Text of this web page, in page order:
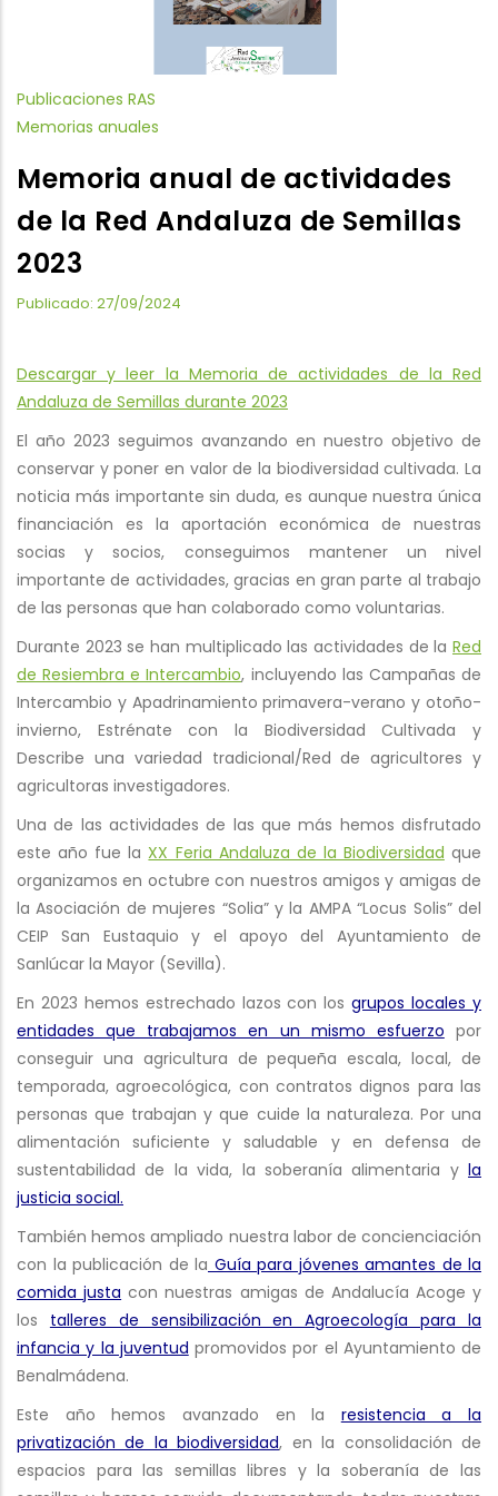
Publicaciones RAS
Memorias anuales
Memoria anual de actividades
de la Red Andaluza de Semillas
2023
Publicado: 27/09/2024
Descargar y leer la Memoria de actividades de la Red
Andaluza de Semillas durante 2023
El año 2023 seguimos avanzando en nuestro objetivo de
conservar y poner en valor de la biodiversidad cultivada. La
noticia más importante sin duda, es aunque nuestra única
financiación es la aportación económica de nuestras
socias y socios, conseguimos mantener un nivel
importante de actividades, gracias en gran parte al trabajo
de las personas que han colaborado como voluntarias.
Durante 2023 se han multiplicado las actividades de la Red
de Resiembra e Intercambio, incluyendo las Campañas de
Intercambio y Apadrinamiento primavera-verano y otoño-
invierno, Estrénate con la Biodiversidad Cultivada y
Describe una variedad tradicional/Red de agricultores y
agricultoras investigadores.
Una de las actividades de las que más hemos disfrutado
este año fue laXX Feria Andaluza de la Biodiversidad que
organizamos en octubre con nuestros amigos y amigas de
la Asociación de mujeres “Solia” y la AMPA “Locus Solis” del
CEIP San Eustaquio y el apoyo del Ayuntamiento de
Sanlúcar la Mayor (Sevilla).
En 2023 hemos estrechado lazos con losgrupos locales y
entidades que trabajamos en un mismo esfuerzo por
conseguir una agricultura de pequeña escala, local, de
temporada, agroecológica, con contratos dignos para las
personas que trabajan y que cuide la naturaleza. Por una
alimentación suficiente y saludable y en defensa de
sustentabilidad de la vida, la soberanía alimentaria y la
justicia social.
También hemos ampliado nuestra labor de concienciación
con la publicación de la Guía para jóvenes amantes de la
comida justa con nuestras amigas de Andalucía Acoge y
los talleres de sensibilización en Agroecología para la
infancia y la juventud promovidos por el Ayuntamiento de
Benalmádena.
Este año hemos avanzado en la resistencia a la
privatización de la biodiversidad, en la consolidación de
espacios para las semillas libres y la soberanía de las